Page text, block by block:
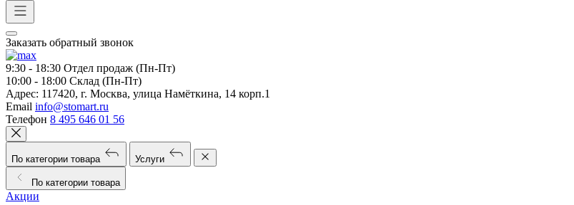
Заказать обратный звонок
9:30 - 18:30 Отдел продаж (Пн-Пт)
10:00 - 18:00 Склад (Пн-Пт)
Адрес: 117420, г. Москва, улица Намёткина, 14 корп.1
Email info@stomart.ru
Телефон 8 495 646 01 56
По категории товара Услуги
По категории товара
Акции